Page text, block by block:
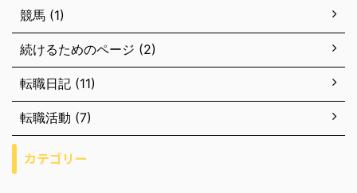
競馬 (1)
続けるためのページ (2)
転職日記 (11)
転職活動 (7)
カテゴリー